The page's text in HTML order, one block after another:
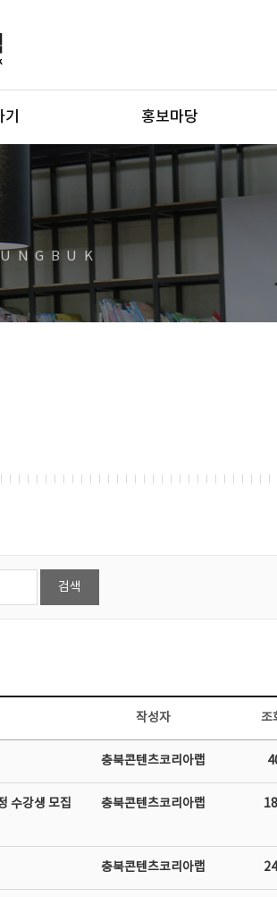
홍보마당
작성자 조
충북콘텐츠코리아랩
수강생 모집
충북콘텐츠코리아랩
충북콘텐츠코리아랩